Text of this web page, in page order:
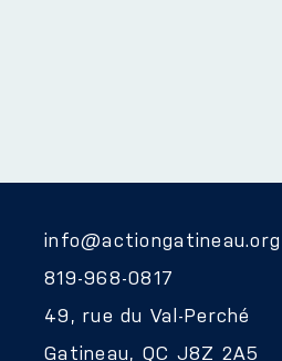
info@actiongatineau.org
819-968-0817
49, rue du Val-Perché
Gatineau, QC J8Z 2A5